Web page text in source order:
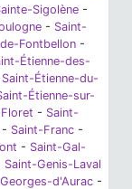
Sigolène -
- Saint-
Fontbellon -
Étienne-des-
Saint-Étienne-du-
Étienne-sur-
- Saint-
- Saint-Franc -
- Saint-Gal-
Saint-Genis-Laval
d'Aurac -